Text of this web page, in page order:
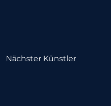
Nächster Künstler